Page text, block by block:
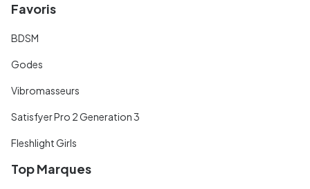
Favoris
BDSM
Godes
Vibromasseurs
Satisfyer Pro 2 Generation 3
Fleshlight Girls
Top Marques